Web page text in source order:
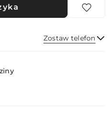
Zostaw telefon